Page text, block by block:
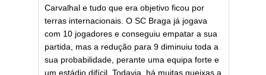
Carvalhal e tudo que era objetivo ficou por
terras internacionais. O SC Braga já jogava
com 10 jogadores e conseguiu empatar a sua
partida, mas a redução para 9 diminuiu toda a
sua probabilidade, perante uma equipa forte e
um estádio difícil. Todavia, há muitas queixas a